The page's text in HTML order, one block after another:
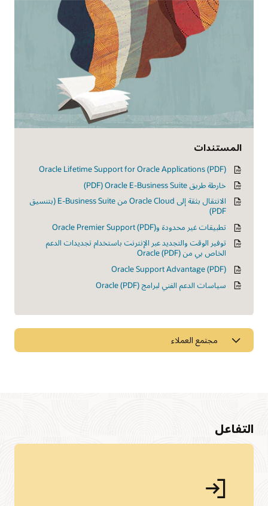
المستندات
Oracle Lifetime Support for Oracle Applications (PDF)
خارطة طريق Oracle E-Business Suite ‏(PDF)
الانتقال بثقة إلى Oracle Cloud من E-Business Suite ‏(بتنسيق
PDF)
تطبيقات غير محدودة وOracle Premier Support (PDF)
توفير الوقت والتجديد عبر الإنترنت باستخدام تجديدات الدعم
الخاص بي من Oracle (PDF)
Oracle Support Advantage (PDF)‎
سياسات الدعم الفني لبرامج Oracle (PDF)
مجتمع العملاء
التفاعل